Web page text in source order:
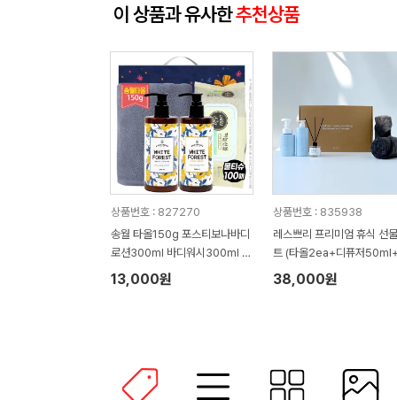
이 상품과 유사한추천상품
상품번호 : 827270
송월 타올150g 포스티보나바디
로션300ml 바디워시300ml 물
티슈100매(4종)
13,000원
상품번호 : 835938
레스쁘리 프리미엄 휴식 선
트 (타올2ea+디퓨저
렌저290ml+로션300ml)
38,000원